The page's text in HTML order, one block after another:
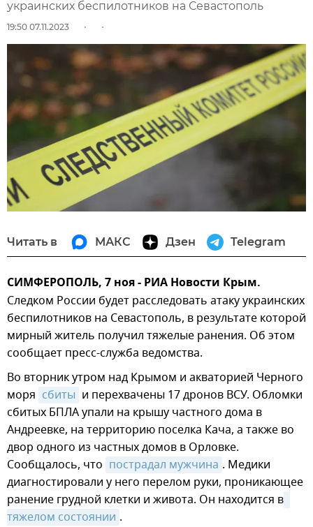
украинских беспилотников на Севастополь
19:50 07.11.2023
Читать в МАКС Дзен Telegram
СИМФЕРОПОЛЬ, 7 ноя - РИА Новости Крым.
Следком России будет расследовать атаку украинских
беспилотников на Севастополь, в результате которой
мирный житель получил тяжелые ранения. Об этом
сообщает пресс-служба ведомства.
Во вторник утром над Крымом и акваторией Черного
моря сбиты и перехвачены 17 дронов ВСУ. Обломки
сбитых БПЛА упали на крышу частного дома в
Андреевке, на территорию поселка Кача, а также во
двор одного из частных домов в Орловке.
Сообщалось, что пострадал мужчина . Медики
диагностировали у него перелом руки, проникающее
ранение грудной клетки и живота. Он находится в
тяжелом состоянии .